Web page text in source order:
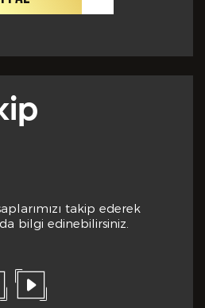
takip ederek
bilgi edinebilirsiniz.